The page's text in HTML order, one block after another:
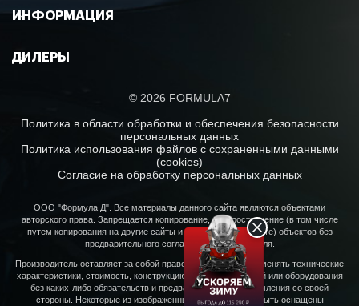
ИНФОРМАЦИЯ
ДИЛЕРЫ
© 2026 FORMULA7
Политика в области обработки и обеспечения безопасности
персональных данных
Политика использования файлов с сохраненными данными
(cookies)
Согласие на обработку персональных данных
ООО "Формула Д". Все материалы данного сайта являются объектами
авторского права. Запрещается копирование, распространение (в том числе
путем копирования на другие сайты и ресурсы в Интернете) объектов без
предварительного согласия правообладателя.
Производитель оставляет за собой право в любое время изменять технические
характеристики, стоимость, конструкцию, свойства моделей или оборудования
без каких-либо обязательств и предварительного уведомления со своей
стороны. Некоторые из изображенных моделей могут быть оснащены